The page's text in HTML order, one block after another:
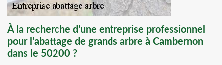
À la recherche d’une entreprise professionnel
pour l’abattage de grands arbre à Cambernon
dans le 50200 ?